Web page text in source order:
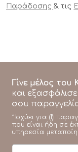
Παράδοσης & τις
Γίνε μέλος
και εξασφάλισε
σου
*Ισχύει για (1)
που είναι ήδη σε
υπηρεσία